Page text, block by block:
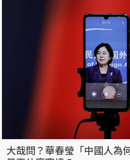
大哉問？華春瑩「中國人為